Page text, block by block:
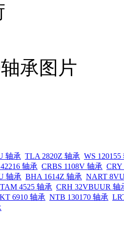
承图片
轴承 TLA 2820Z 轴承 WS 120155
轴承 CRBS 1108V 轴承
轴承 BHA 1614Z 轴承 NART
TAM 4525 轴承 CRH 32VBUUR 轴
KT 6910 轴承 NTB 130170 轴承